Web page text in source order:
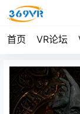
首页 VR论坛